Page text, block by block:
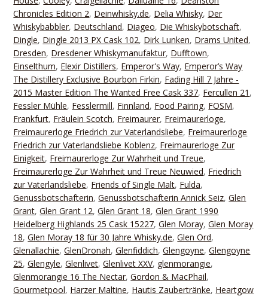
Chronicles Edition 2, Deinwhisky.de, Delia Whisky, Der
Whiskybabbler, Deutschland, Diageo, Die Whiskybotschaft,
Dingle, Dingle 2013 PX Cask 102, Dirk Lunken, Drams United,
Dresden, Dresdener Whiskymanufaktur, Dufftown,
Einselthum, Elexir Distillers, Emperor's Way, Emperor’s Way
The Distillery Exclusive Bourbon Firkin, Fading Hill 7 Jahre -
2015 Master Edition The Wanted Free Cask 337, Fercullen 21 ,
Fessler Mühle, Fesslermill, Finnland, Food Pairing, FOSM,
Frankfurt, Fräulein Scotch, Freimaurer, Freimaurerloge,
Freimaurerloge Friedrich zur Vaterlandsliebe, Freimaurerloge
Friedrich zur Vaterlandsliebe Koblenz, Freimaurerloge Zur
Einigkeit, Freimaurerloge Zur Wahrheit und Treue,
Freimaurerloge Zur Wahrheit und Treue Neuwied, Friedrich
zur Vaterlandsliebe, Friends of Single Malt, Fulda,
Genussbotschafterin,Genussbotschafterin Annick Seiz,Glen
Grant,Glen Grant 12,Glen Grant 18,Glen Grant 1990
Heidelberg Highlands 25 Cask 15227,Glen Moray,Glen Moray
18,Glen Moray 18 für 30 Jahre Whisky.de,Glen Ord,
Glenallachie,GlenDronah,Glenfiddich,Glengoyne,Glengoyne
25,Glengyle,Glenlivet,Glenlivet XXV, glenmorangie,
Glenmorangie 16 The Nectar,Gordon & MacPhail,
Gourmetpool, Harzer Maltine, Hautis Zaubertränke, Heartgow